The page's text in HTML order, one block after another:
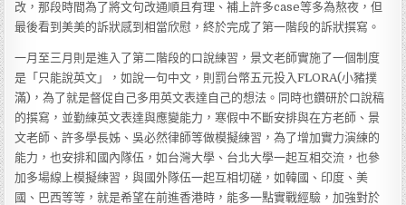
改，那段時間為了將文句改通順且有理、補上許多case等多為熬夜，但
最後看到美美的訴狀感到相當欣慰，終於完成了第一階段的訴狀撰寫。
一月至三月則是進入了第二階段的口說練習，景文老師實施了一個制度
是「只能說英文」，如說一句中文，則罰台幣五元投入FLORA(小豬撲
滿)，為了就是督促自己多用英文表達自己的想法。同時也鑽研於口說稿
的撰寫，並勤練英文表達與應變能力，寒假中不斷安排與在方老師、景
文老師、許多學長姊、吳必然律師等做模擬練習，為了增加實力演練的
能力，也安排和國內隊伍，如台灣大學、台北大學一起互相交流，也參
加多場線上模擬練習，與國外隊伍一起互相切磋，如韓國、印度、美
國、巴西等等，就是希望在前進香港時，能多一點實戰經驗，加強對於